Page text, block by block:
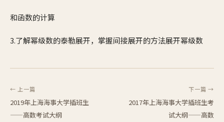
和函数的计算
3.了解幂级数的泰勒展开，掌握间接展开的方法展开幂级数
← 上一篇
2019年上海海事大学插班生
——高数考试大纲
下一篇 →
2017年上海海事大学插班生考
试大纲——高数